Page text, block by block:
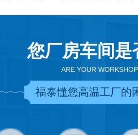
您厂房车间
ARE YOUR
福泰懂您高温工厂的